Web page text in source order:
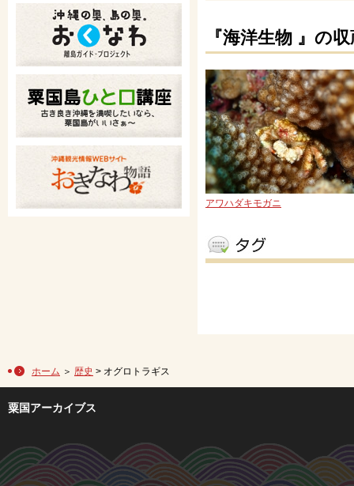
『海洋生物 』の
アワハダキモガニ
ホーム ＞ 歴史 > オグロトラギス
粟国アーカイブス